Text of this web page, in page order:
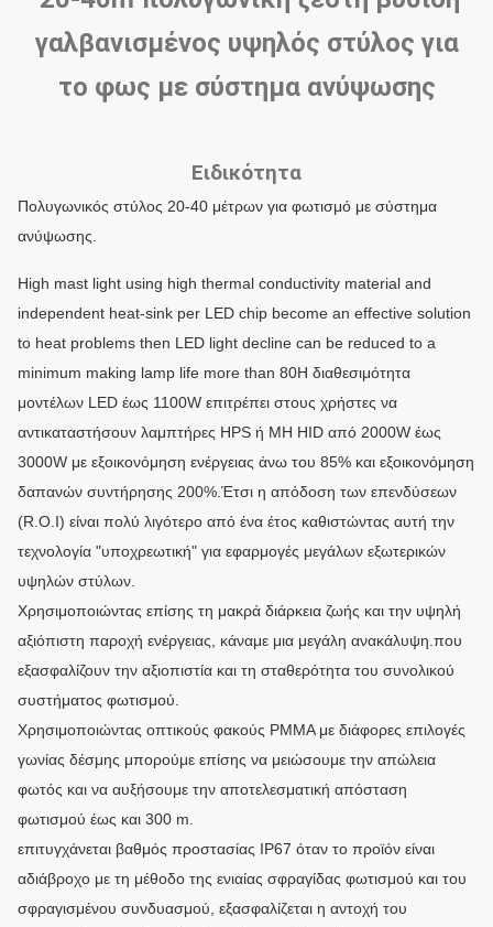
γαλβανισμένος υψηλός στύλος για
το φως με σύστημα ανύψωσης
Ειδικότητα
Πολυγωνικός στύλος 20-40 μέτρων για φωτισμό με σύστημα
ανύψωσης.
High mast light using high thermal conductivity material and
independent heat-sink per LED chip become an effective solution
to heat problems then LED light decline can be reduced to a
minimum making lamp life more than 80Η διαθεσιμότητα
μοντέλων LED έως 1100W επιτρέπει στους χρήστες να
αντικαταστήσουν λαμπτήρες HPS ή MH HID από 2000W έως
3000W με εξοικονόμηση ενέργειας άνω του 85% και εξοικονόμηση
δαπανών συντήρησης 200%.Έτσι η απόδοση των επενδύσεων
(R.O.I) είναι πολύ λιγότερο από ένα έτος καθιστώντας αυτή την
τεχνολογία "υποχρεωτική" για εφαρμογές μεγάλων εξωτερικών
υψηλών στύλων.
Χρησιμοποιώντας επίσης τη μακρά διάρκεια ζωής και την υψηλή
αξιόπιστη παροχή ενέργειας, κάναμε μια μεγάλη ανακάλυψη.που
εξασφαλίζουν την αξιοπιστία και τη σταθερότητα του συνολικού
συστήματος φωτισμού.
Χρησιμοποιώντας οπτικούς φακούς PMMA με διάφορες επιλογές
γωνίας δέσμης μπορούμε επίσης να μειώσουμε την απώλεια
φωτός και να αυξήσουμε την αποτελεσματική απόσταση
φωτισμού έως και 300 m.
επιτυγχάνεται βαθμός προστασίας IP67 όταν το προϊόν είναι
αδιάβροχο με τη μέθοδο της ενιαίας σφραγίδας φωτισμού και του
σφραγισμένου συνδυασμού, εξασφαλίζεται η αντοχή του